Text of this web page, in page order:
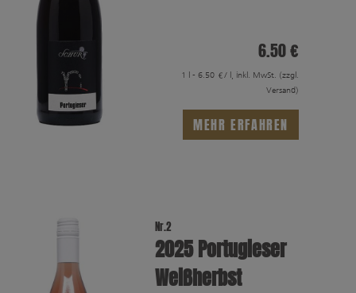
6.50 €
1 l - 6.50 €/ l, inkl. MwSt. (zzgl.
Versand)
MEHR ERFAHREN
Nr.2
2025 Portugieser
Weißherbst